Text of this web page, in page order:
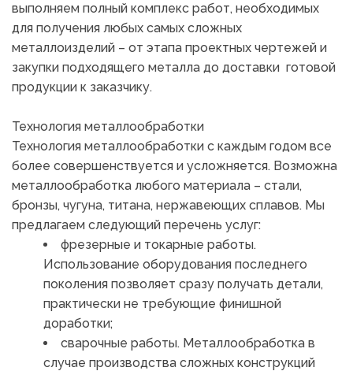
выполняем полный комплекс работ, необходимых
для получения любых самых сложных
металлоизделий – от этапа проектных чертежей и
закупки подходящего металла до доставки  готовой
продукции к заказчику.
Технология металлообработки
Технология металлообработки с каждым годом все
более совершенствуется и усложняется. Возможна
металлообработка любого материала – стали,
бронзы, чугуна, титана, нержавеющих сплавов. Мы
предлагаем следующий перечень услуг:
фрезерные и токарные работы.
Использование оборудования последнего
поколения позволяет сразу получать детали,
практически не требующие финишной
доработки;
сварочные работы. Металлообработка в
случае производства сложных конструкций